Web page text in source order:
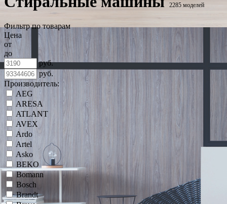
2285 моделей
Фильтр по товарам
Цена
от
до
руб.
руб.
Производитель:
AEG
ARESA
ATLANT
AVEX
Ardo
Artel
Asko
BEKO
Bomann
Bosch
Brandt